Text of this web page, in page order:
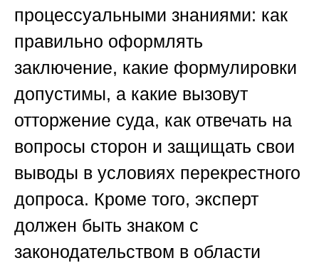
процессуальными знаниями: как
правильно оформлять
заключение, какие формулировки
допустимы, а какие вызовут
отторжение суда, как отвечать на
вопросы сторон и защищать свои
выводы в условиях перекрестного
допроса. Кроме того, эксперт
должен быть знаком с
законодательством в области